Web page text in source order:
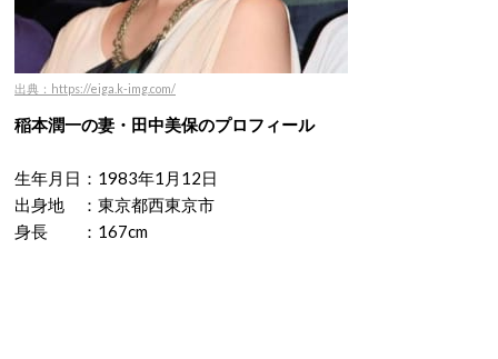
出典：https://eiga.k-img.com/
稲本潤一の妻・田中美保のプロフィール
生年月日：1983年1月12日
出身地 ：東京都西東京市
身長 ：167cm